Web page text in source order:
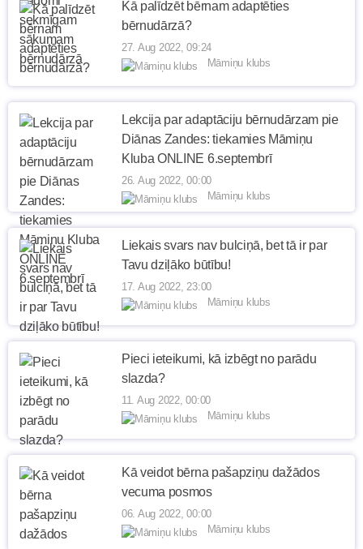
Kā palīdzēt bērnam adaptēties
bērnudārzā?
27. Aug 2022, 09:24
Māmiņu klubs
Lekcija par adaptāciju bērnudārzam pie
Diānas Zandes: tiekamies Māmiņu
Kluba ONLINE 6.septembrī
26. Aug 2022, 00:00
Māmiņu klubs
Liekais svars nav bulciņā, bet tā ir par
Tavu dziļāko būtību!
17. Aug 2022, 23:00
Māmiņu klubs
Pieci ieteikumi, kā izbēgt no parādu
slazda?
11. Aug 2022, 00:00
Māmiņu klubs
Kā veidot bērna pašapziņu dažādos
vecuma posmos
06. Aug 2022, 00:00
Māmiņu klubs